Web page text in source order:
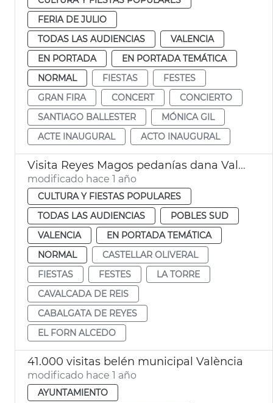
FERIA DE JULIO
TODAS LAS AUDIENCIAS
VALENCIA
EN PORTADA
EN PORTADA TEMÁTICA
NORMAL
FIESTAS
FESTES
GRAN FIRA
CONCERT
CONCIERTO
SANTIAGO BALLESTER
MÓNICA GIL
ACTE INAUGURAL
ACTO INAUGURAL
Visita Reyes Magos pedanías dana València
modificado hace 1 año
CULTURA Y FIESTAS POPULARES
TODAS LAS AUDIENCIAS
POBLES SUD
VALENCIA
EN PORTADA TEMÁTICA
NORMAL
CASTELLAR OLIVERAL
FIESTAS
FESTES
LA TORRE
CAVALCADA DE REIS
CABALGATA DE REYES
EL FORN ALCEDO
41.000 visitas belén municipal València
modificado hace 1 año
AYUNTAMIENTO